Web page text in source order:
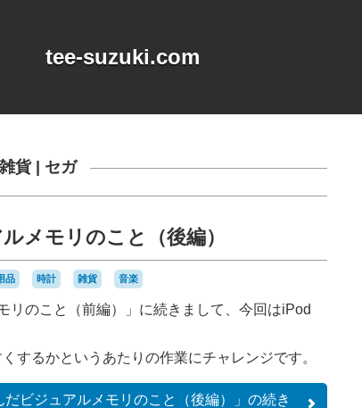
tee-suzuki.com
雑貨| セガ
メモリのこと（後編）
品 時計 雑貨 音楽
リのこと（前編）」に続きまして、今回はiPod
するかというあたりの作業にチャレンジです。
だビジュアルメモリのこと（後編）」の続き